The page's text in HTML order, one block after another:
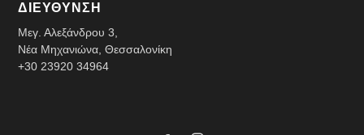
ΔΙΕΥΘΥΝΣΗ
Μεγ. Αλεξάνδρου 3,
Νέα Μηχανιώνα, Θεσσαλονίκη
+30 23920 34964